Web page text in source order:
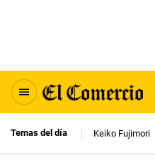
Temas del día Keiko Fujimori